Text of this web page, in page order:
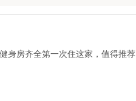
身房齐全第一次住这家，值得推荐